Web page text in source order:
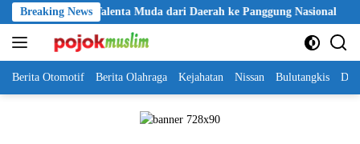
Skip
to
content
Breaking News
Talenta Muda dari Daerah ke Panggung Nasional
Berita Otomotif Berita Olahraga Kejahatan Nissan Bulutangkis